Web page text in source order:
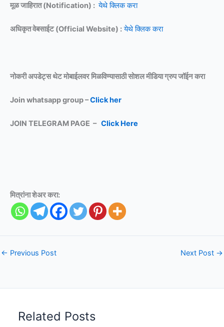
मूळ जाहिरात (Notification) : येथे क्लिक करा
अधिकृत वेबसाईट (Official Website) : येथे क्लिक करा
नोकरी अपडेट्स थेट मोबाईलवर मिळविण्यासाठीसोशल मीडिया ग्रुप जॉईन करा
Join whatsapp group –Click her
JOIN TELEGRAM PAGE – Click Here
मित्रांना शेअर करा:
← Previous Post Next Post →
Related Posts